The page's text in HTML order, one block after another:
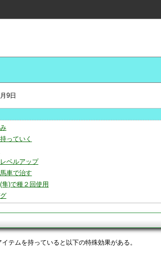
9日
っていく
ベルアップ
車で治す
)で種２回使用
テムを持っていると以下の特殊効果がある。